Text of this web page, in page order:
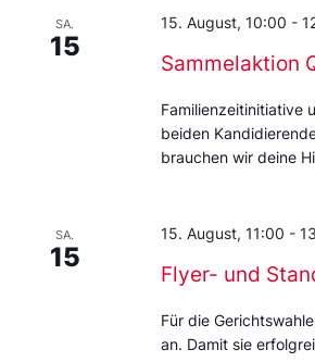
SA.
15
Sammelaktion
15. August, 10:00 -
Familienzeitinitiative
beiden
brauchen wir deine
SA.
15
Flyer- und
15. August, 11:00 -
Für die
an. Damit sie